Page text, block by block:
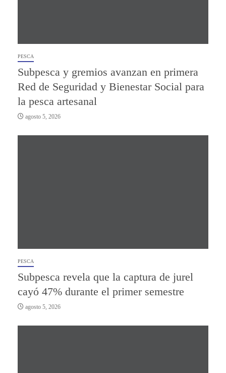
PESCA
Subpesca y gremios avanzan en primera
Red de Seguridad y Bienestar Social para
la pesca artesanal
agosto 5, 2026
PESCA
Subpesca revela que la captura de jurel
cayó 47% durante el primer semestre
agosto 5, 2026